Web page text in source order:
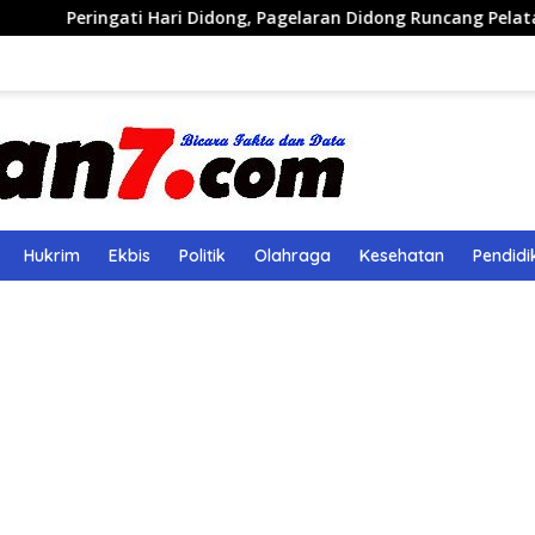
Hari Didong, Pagelaran Didong Runcang Pelataran Parkir
Hukrim Ekbis Politik Olahraga Kesehatan